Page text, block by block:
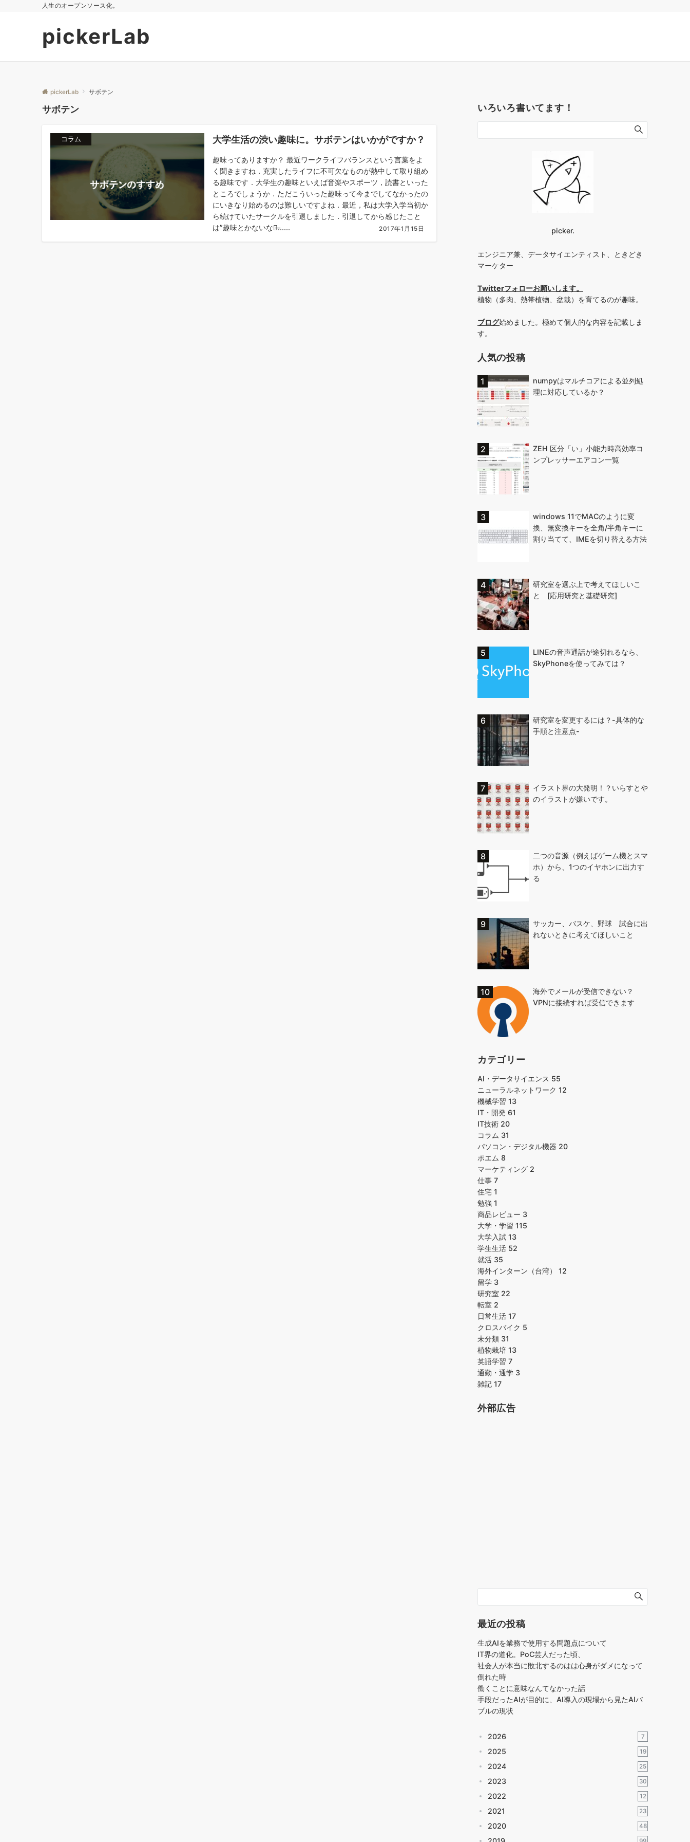
人生のオープンソース化。
pickerLab
pickerLab サボテン
サボテン
コラム 大学生活の渋い趣味に。サボテンはいかがですか？
趣味ってありますか？ 最近ワークライフバランスという言葉をよ
く聞きますね．充実したライフに不可欠なものが熱中して取り組め
る趣味です．大学生の趣味といえば音楽やスポーツ，読書といった
ところでしょうか．ただこういった趣味って今までしてなかったの
にいきなり始めるのは難しいですよね．最近，私は大学入学当初か
ら続けていたサークルを引退しました．引退してから感じたこと
は”趣味とかないなぁ̶......
2017年1月15日
いろいろ書いてます！
picker.
エンジニア兼、データサイエンティスト、ときどき
マーケター
Twitterフォローお願いします。
植物（多肉、熱帯植物、盆栽）を育てるのが趣味。
ブログ始めました。極めて個人的な内容を記載しま
す。
人気の投稿
numpyはマルチコアによる並列処
理に対応しているか？
ZEH 区分「い」小能力時高効率コ
ンプレッサーエアコン一覧
windows 11でMACのように変
換、無変換キーを全角/半角キーに
割り当てて、IMEを切り替える方法
研究室を選ぶ上で考えてほしいこ
と [応用研究と基礎研究]
LINEの音声通話が途切れるなら、
SkyPhoneを使ってみては？
研究室を変更するには？-具体的な
手順と注意点-
イラスト界の大発明！？いらすとや
のイラストが嫌いです。
二つの音源（例えばゲーム機とスマ
ホ）から、1つのイヤホンに出力す
る
サッカー、バスケ、野球 試合に出
れないときに考えてほしいこと
海外でメールが受信できない？
VPNに接続すれば受信できます
カテゴリー
AI・データサイエンス 55
ニューラルネットワーク 12
機械学習 13
IT・開発 61
IT技術 20
コラム 31
パソコン・デジタル機器 20
ポエム 8
マーケティング 2
仕事 7
住宅 1
勉強 1
商品レビュー 3
大学・学習 115
大学入試 13
学生生活 52
就活 35
海外インターン（台湾） 12
留学 3
研究室 22
転室 2
日常生活 17
クロスバイク 5
未分類 31
植物栽培 13
英語学習 7
通勤・通学 3
雑記 17
外部広告
最近の投稿
生成AIを業務で使用する問題点について
IT界の道化。PoC芸人だった頃、
社会人が本当に敗北するのはは心身がダメになって
倒れた時
働くことに意味なんてなかった話
手段だったAIが目的に、AI導入の現場から見たAIバ
ブルの現状
2026 7
2025 19
2024 25
2023 30
2022 12
2021 23
2020 48